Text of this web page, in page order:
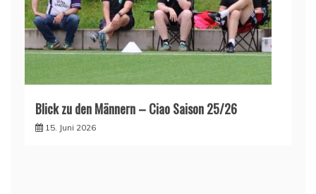
Blick zu den Männern – Ciao Saison 25/26
15. Juni 2026